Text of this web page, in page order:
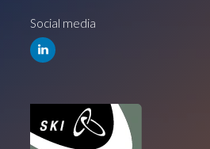
Social media